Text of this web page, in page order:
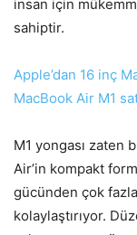
insan için
sahiptir.
Apple’dan 16 inç
MacBook Air M1
M1 yongası zaten
Air’in kompakt
gücünden çok
kolaylaştırıyor.